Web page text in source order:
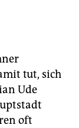
tut, sich
Ude
oft